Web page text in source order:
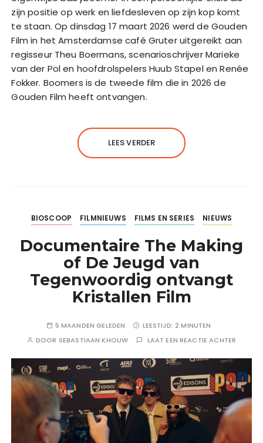
zijn positie op werk en liefdesleven op zijn kop komt
te staan. Op dinsdag 17 maart 2026 werd de Gouden
Film in het Amsterdamse café Gruter uitgereikt aan
regisseur Theu Boermans, scenarioschrijver Marieke
van der Pol en hoofdrolspelers Huub Stapel en Renée
Fokker. Boomers is de tweede film die in 2026 de
Gouden Film heeft ontvangen.
LEES VERDER
BIOSCOOP FILMNIEUWS FILMS EN SERIES NIEUWS
Documentaire The Making
of De Jeugd van
Tegenwoordig ontvangt
Kristallen Film
5 MAANDEN GELEDEN LEESTIJD:2 MINUTEN
DOOR SEBASTIAAN KHOUW LAAT EEN REACTIE ACHTER